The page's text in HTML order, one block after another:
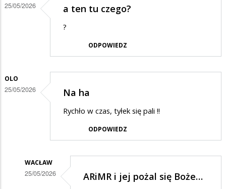
25/05/2026 a ten tu czego?
?
ODPOWIEDZ
OLO
25/05/2026 Na ha
Rychło w czas, tyłek się pali !!
ODPOWIEDZ
WACŁAW
25/05/2026 ARiMR i jej pożal się Boże…